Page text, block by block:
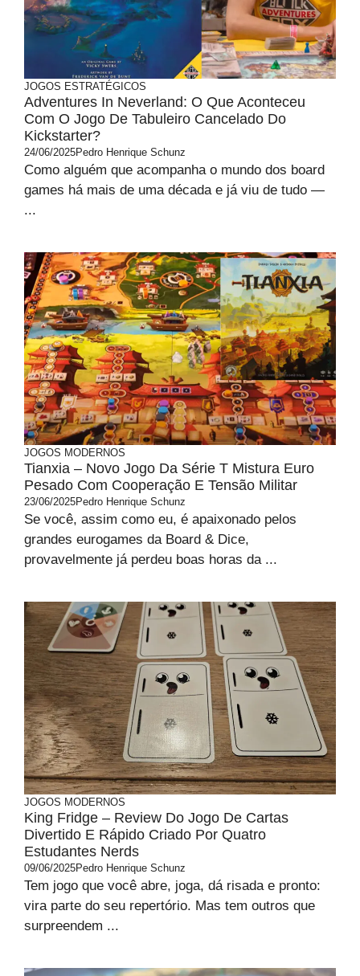
JOGOS ESTRATÉGICOS
Adventures In Neverland: O Que Aconteceu
Com O Jogo De Tabuleiro Cancelado Do
Kickstarter?
24/06/2025Pedro Henrique Schunz
Como alguém que acompanha o mundo dos board
games há mais de uma década e já viu de tudo —
...
JOGOS MODERNOS
Tianxia – Novo Jogo Da Série T Mistura Euro
Pesado Com Cooperação E Tensão Militar
23/06/2025Pedro Henrique Schunz
Se você, assim como eu, é apaixonado pelos
grandes eurogames da Board & Dice,
provavelmente já perdeu boas horas da ...
JOGOS MODERNOS
King Fridge – Review Do Jogo De Cartas
Divertido E Rápido Criado Por Quatro
Estudantes Nerds
09/06/2025Pedro Henrique Schunz
Tem jogo que você abre, joga, dá risada e pronto:
vira parte do seu repertório. Mas tem outros que
surpreendem ...